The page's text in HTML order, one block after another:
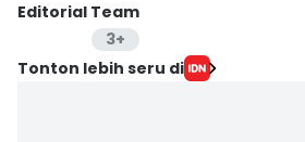
Editorial Team
3+
Editor
Tonton lebih seru di